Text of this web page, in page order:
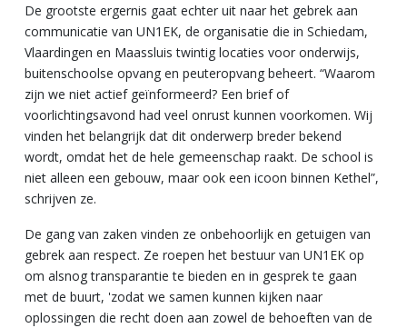
De grootste ergernis gaat echter uit naar het gebrek aan
communicatie van UN1EK, de organisatie die in Schiedam,
Vlaardingen en Maassluis twintig locaties voor onderwijs,
buitenschoolse opvang en peuteropvang beheert. “Waarom
zijn we niet actief geïnformeerd? Een brief of
voorlichtingsavond had veel onrust kunnen voorkomen. Wij
vinden het belangrijk dat dit onderwerp breder bekend
wordt, omdat het de hele gemeenschap raakt. De school is
niet alleen een gebouw, maar ook een icoon binnen Kethel”,
schrijven ze.
De gang van zaken vinden ze onbehoorlijk en getuigen van
gebrek aan respect. Ze roepen het bestuur van UN1EK op
om alsnog transparantie te bieden en in gesprek te gaan
met de buurt, 'zodat we samen kunnen kijken naar
oplossingen die recht doen aan zowel de behoeften van de